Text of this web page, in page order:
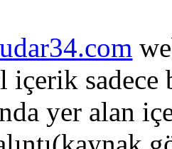
içerik sadece
yer alan